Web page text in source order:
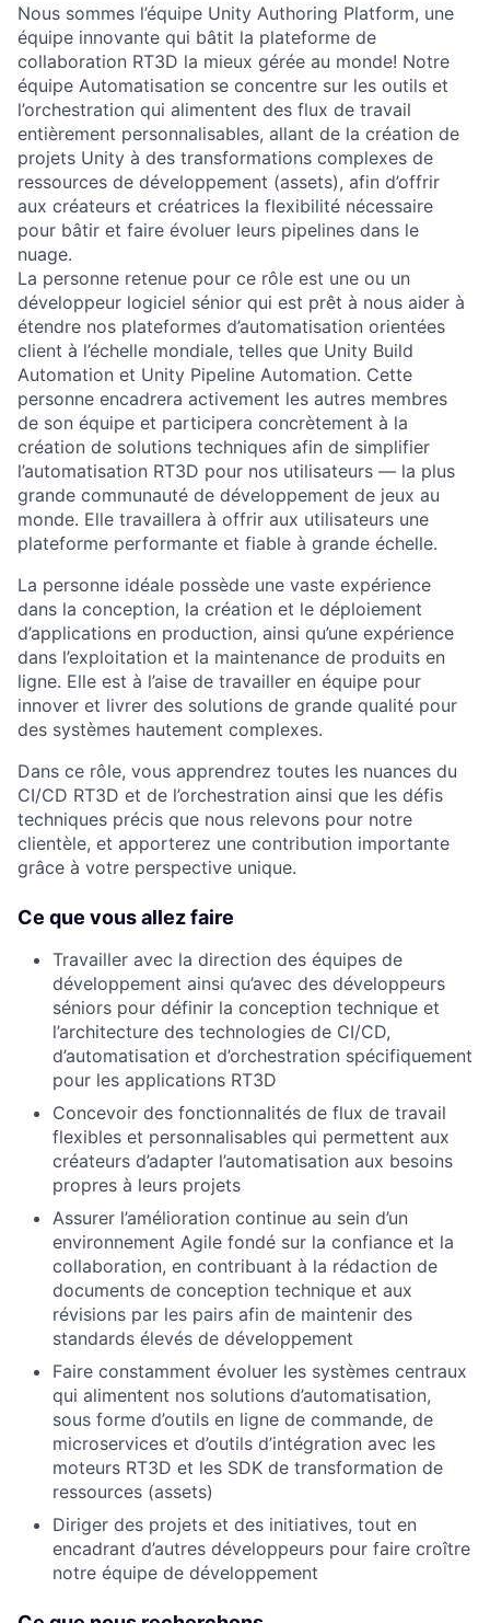
Nous sommes l’équipe Unity Authoring Platform, une
équipe innovante qui bâtit la plateforme de
collaboration RT3D la mieux gérée au monde! Notre
équipe Automatisation se concentre sur les outils et
l’orchestration qui alimentent des flux de travail
entièrement personnalisables, allant de la création de
projets Unity à des transformations complexes de
ressources de développement (assets), afin d’offrir
aux créateurs et créatrices la flexibilité nécessaire
pour bâtir et faire évoluer leurs pipelines dans le
nuage.
La personne retenue pour ce rôle est une ou un
développeur logiciel sénior qui est prêt à nous aider à
étendre nos plateformes d’automatisation orientées
client à l’échelle mondiale, telles que Unity Build
Automation et Unity Pipeline Automation. Cette
personne encadrera activement les autres membres
de son équipe et participera concrètement à la
création de solutions techniques afin de simplifier
l’automatisation RT3D pour nos utilisateurs — la plus
grande communauté de développement de jeux au
monde. Elle travaillera à offrir aux utilisateurs une
plateforme performante et fiable à grande échelle.
La personne idéale possède une vaste expérience
dans la conception, la création et le déploiement
d’applications en production, ainsi qu’une expérience
dans l’exploitation et la maintenance de produits en
ligne. Elle est à l’aise de travailler en équipe pour
innover et livrer des solutions de grande qualité pour
des systèmes hautement complexes.
Dans ce rôle, vous apprendrez toutes les nuances du
CI/CD RT3D et de l’orchestration ainsi que les défis
techniques précis que nous relevons pour notre
clientèle, et apporterez une contribution importante
grâce à votre perspective unique.
Ce que vous allez faire
Travailler avec la direction des équipes de
développement ainsi qu’avec des développeurs
séniors pour définir la conception technique et
l’architecture des technologies de CI/CD,
d’automatisation et d’orchestration spécifiquement
pour les applications RT3D
Concevoir des fonctionnalités de flux de travail
flexibles et personnalisables qui permettent aux
créateurs d’adapter l’automatisation aux besoins
propres à leurs projets
Assurer l’amélioration continue au sein d’un
environnement Agile fondé sur la confiance et la
collaboration, en contribuant à la rédaction de
documents de conception technique et aux
révisions par les pairs afin de maintenir des
standards élevés de développement
Faire constamment évoluer les systèmes centraux
qui alimentent nos solutions d’automatisation,
sous forme d’outils en ligne de commande, de
microservices et d’outils d’intégration avec les
moteurs RT3D et les SDK de transformation de
ressources (assets)
Diriger des projets et des initiatives, tout en
encadrant d’autres développeurs pour faire croître
notre équipe de développement